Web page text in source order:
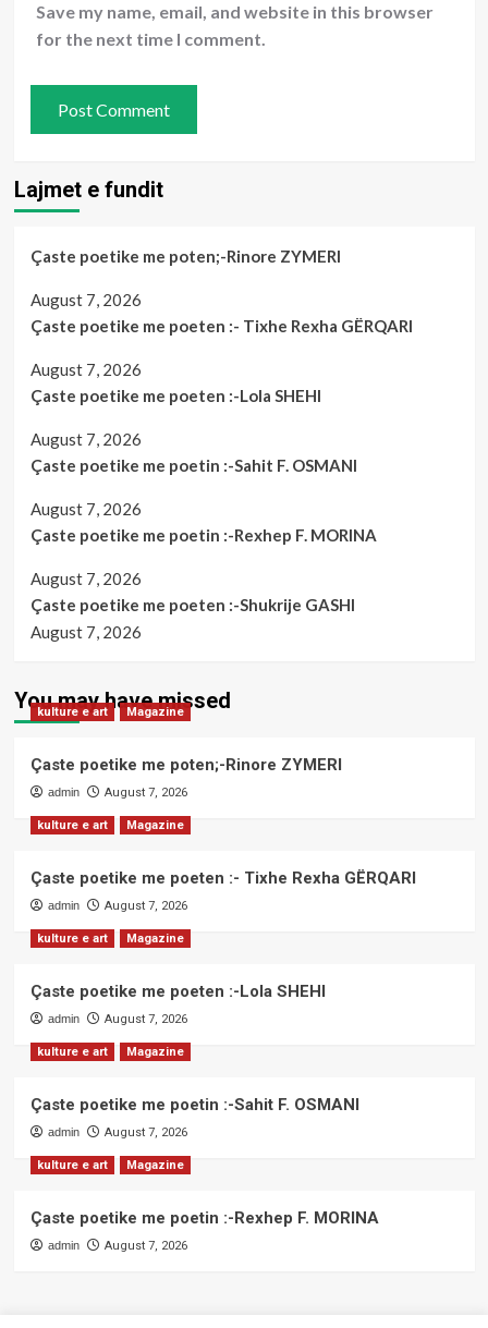
Save my name, email, and website in this browser
for the next time I comment.
Lajmet e fundit
Çaste poetike me poten;-Rinore ZYMERI
August 7, 2026
Çaste poetike me poeten :- Tixhe Rexha GËRQARI
August 7, 2026
Çaste poetike me poeten :-Lola SHEHI
August 7, 2026
Çaste poetike me poetin :-Sahit F. OSMANI
August 7, 2026
Çaste poetike me poetin :-Rexhep F. MORINA
August 7, 2026
Çaste poetike me poeten :-Shukrije GASHI
August 7, 2026
You may have missed
kulture e art Magazine
Çaste poetike me poten;-Rinore ZYMERI
admin August 7, 2026
kulture e art Magazine
Çaste poetike me poeten :- Tixhe Rexha GËRQARI
admin August 7, 2026
kulture e art Magazine
Çaste poetike me poeten :-Lola SHEHI
admin August 7, 2026
kulture e art Magazine
Çaste poetike me poetin :-Sahit F. OSMANI
admin August 7, 2026
kulture e art Magazine
Çaste poetike me poetin :-Rexhep F. MORINA
admin August 7, 2026